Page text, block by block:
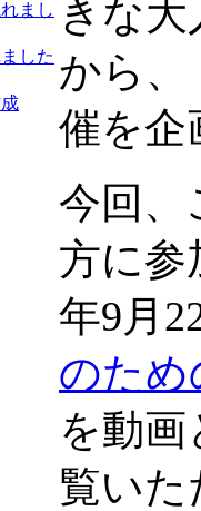
まし
した
きな
から、
催を企
今回、
方に参
年9月
のため
を動
覧い